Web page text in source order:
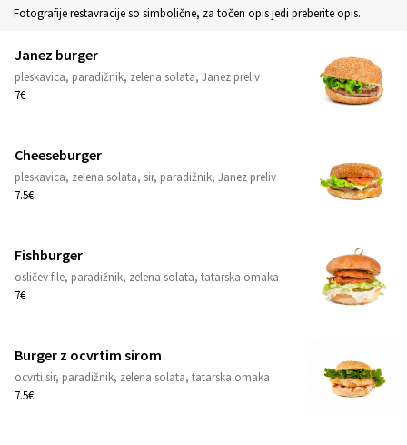
Fotografije restavracije so simbolične, za točen opis jedi preberite opis.
Janez burger
pleskavica, paradižnik, zelena solata, Janez preliv
7€
Cheeseburger
pleskavica, zelena solata, sir, paradižnik, Janez preliv
7.5€
Fishburger
osličev file, paradižnik, zelena solata, tatarska omaka
7€
Burger z ocvrtim sirom
ocvrti sir, paradižnik, zelena solata, tatarska omaka
7.5€